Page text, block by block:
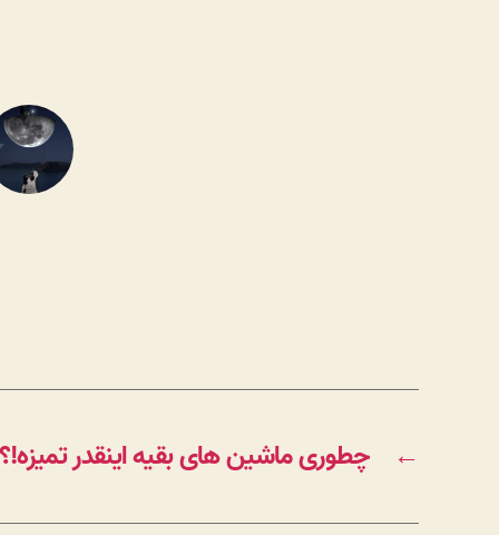
← چطوری ماشین های بقیه اینقدر تمیزه!؟